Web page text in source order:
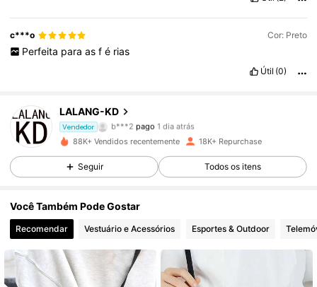
c***o Cor: Preto
Perfeita para as f é rias
Útil (0)
LALANG-KD
Vendedor
4,86
b***2 pago 1 dia atrás
1 dia atrás
4,86 7.3K Seguidores
4,86 7.3K Seguidores
7.3K Seguidores
88K+ Vendidos recentemente 18K+ Repurchase
Seguir Todos os itens
Você Também Pode Gostar
Recomendar Vestuário e Acessórios Esportes & Outdoor